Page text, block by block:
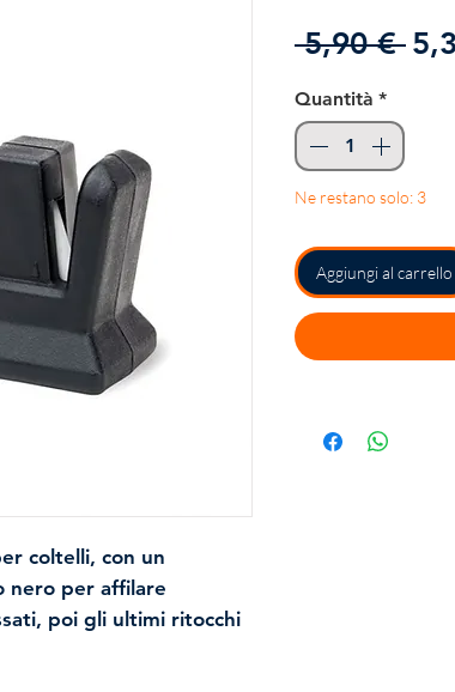
coltelli, con un
nero per affilare
poi gli ultimi ritocchi
5,90 €
Quantità *
Ne restano solo: 3
Aggiungi al carrello